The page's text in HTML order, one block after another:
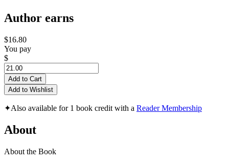
Author earns
$16.80
You pay
$
Add to Cart
Add to Wishlist
✦Also available for 1 book credit with a Reader Membership
About
About the Book